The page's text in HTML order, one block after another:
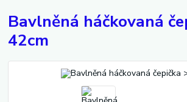
Bavlněná háčkovaná
42cm